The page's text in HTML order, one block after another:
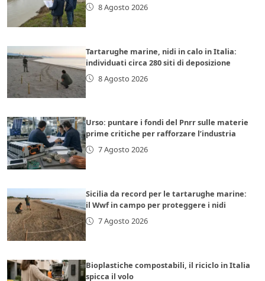
8 Agosto 2026
Tartarughe marine, nidi in calo in Italia:
individuati circa 280 siti di deposizione
8 Agosto 2026
Urso: puntare i fondi del Pnrr sulle materie
prime critiche per rafforzare l’industria
7 Agosto 2026
Sicilia da record per le tartarughe marine:
il Wwf in campo per proteggere i nidi
7 Agosto 2026
Bioplastiche compostabili, il riciclo in Italia
spicca il volo